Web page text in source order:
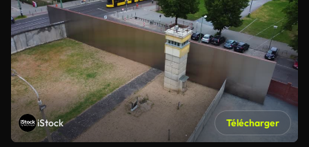
iStock Télécharger